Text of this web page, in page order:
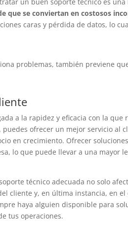
que se conviertan en costosos
caras y pérdida de datos, lo
problemas, también previene
a la rapidez y eficacia con la que
ofrecer un mejor servicio al
en crecimiento. Ofrecer
lo que puede llevar a una mayor
técnico adecuada no solo
cliente y, en última instancia, en el
haya alguien disponible para
tus operaciones.